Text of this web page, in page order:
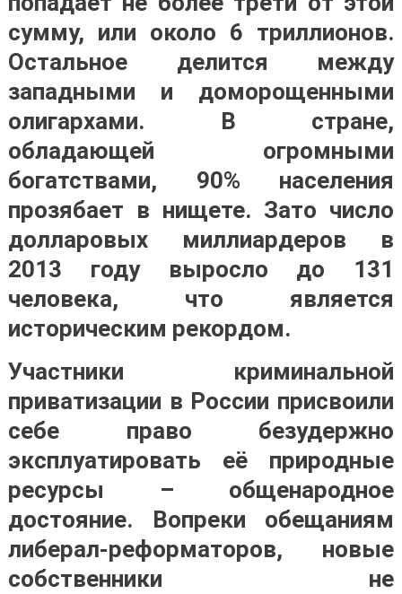
сумму, или около 6 триллионов.
Остальное делится между
западными и доморощенными
олигархами. В стране,
обладающей огромными
богатствами, 90% населения
прозябает в нищете. Зато число
долларовых миллиардеров в
2013 году выросло до 131
человека, что является
историческим рекордом.
Участники криминальной
приватизации в России присвоили
себе право безудержно
эксплуатировать её природные
ресурсы – общенародное
достояние. Вопреки обещаниям
либерал-реформаторов, новые
собственники не